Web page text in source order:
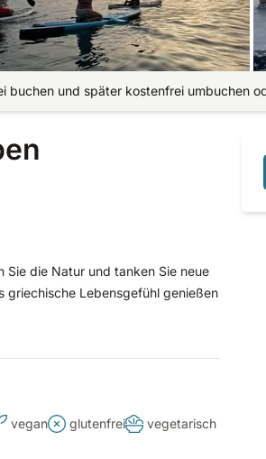
buchen und später kostenfrei umbuchen
Sie die Natur und tanken Sie neue
griechische Lebensgefühl genießen
vegan glutenfrei vegetarisch